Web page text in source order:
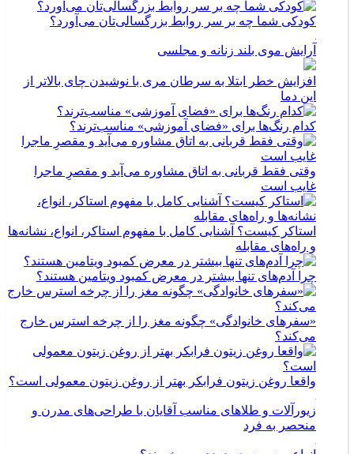
کودکی شما چه بر سر روابط بزرگسالی‌تان می‌آورد؟
آرایش موی بلند زنانه و مجلسی
افزایش خطر ابتلا به سرطان مری با نوشیدن چای بالاتر از
این دما
کدام رنگ‌ها برای «فضای آموزشی» مناسب‌ترند؟
وقتی فقط قربانی به اتاق مشاوره می‌آید و مقصرِ ماجرا
غایب است
استاکر کیست؟ آشنایی کامل با مفهوم استاکر، انواع، نشانه‌ها
و راه‌های مقابله
چرا آدم‌های تنها بیشتر در معرض کمبود ویتامین هستند؟
«سفرهای خانوادگی» چگونه مغز را از چرخه استرس خارج
می‌کند؟
واقعا روغن زیتون فرابکر بهتر از روغن زیتون معمولی است؟
زیورآلات و طلاهای مناسب آقایان با طراحی‌های مدرن و
منحصر به فرد